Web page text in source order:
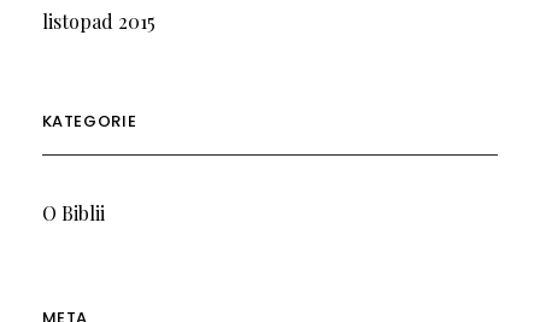
listopad 2015
KATEGORIE
O Biblii